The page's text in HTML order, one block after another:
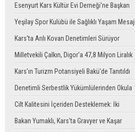
Okay Memiş, Kars'ta
Esenyurt Kars Kültür Evi Derneği'ne Başkan
Vekili Can Aksoy'dan ziyaret
Yeşilay Spor Kulübü ile Sağlıklı Yaşam Mesajı
Sahaya Taşındı
Kars'ta Arılı Kovan Denetimleri Sürüyor
Milletvekili Çalkın, Digor'a 47,8 Milyon Liralık
Sağlık Yatırımı Başlıyor
Kars'ın Turizm Potansiyeli Bakü'de Tanıtıldı
Denetimli Serbestlik Yükümlülerinden Okula
Temizlik Desteği
Cilt Kalitesini İçeriden Desteklemek: İki
Enjeksiyon Uygulamasının Karşılaştırması
Bakan Yumaklı, Kars'ta Gravyer ve Kaşar